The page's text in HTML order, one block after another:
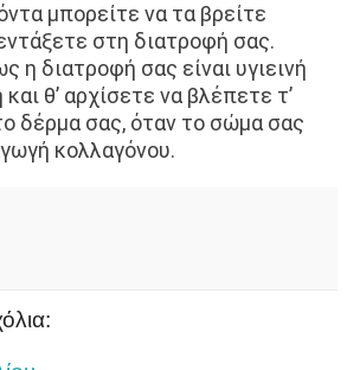
μπορείτε να τα βρείτε
στη διατροφή σας.
η διατροφή σας είναι υγιεινή
θ’ αρχίσετε να βλέπετε τ’
δέρμα σας, όταν το σώμα σας
κολλαγόνου.